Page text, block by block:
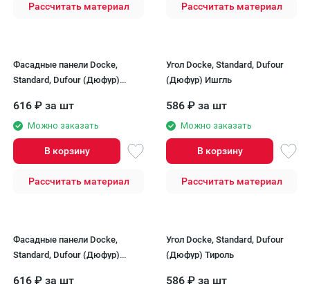
Рассчитать материал Рассчитать материал
Фасадные панели Docke,
Standard, Dufour (Дюфур)
616 ₽ за шт
Можно заказать
В корзину
Рассчитать материал
Угол Docke, Standard, Dufour
(Дюфур) Ишгль
586 ₽ за шт
Можно заказать
В корзину
Рассчитать материал
Фасадные панели Docke,
Standard, Dufour (Дюфур)
616 ₽ за шт
Угол Docke, Standard, Dufour
(Дюфур) Тироль
586 ₽ за шт